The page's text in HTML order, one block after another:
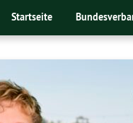
Startseite